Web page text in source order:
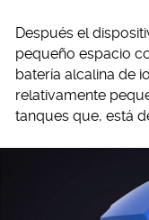
Después el
pequeño espacio
batería alcalina de
relativamente
tanques que, está